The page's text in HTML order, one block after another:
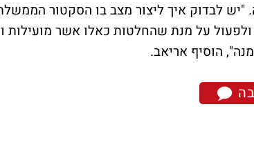
"יש לבדוק איך ליצור מצב בו הסקטור
על מנת שהחלטות כאלו אשר מועילות
הוסיף אריאב.